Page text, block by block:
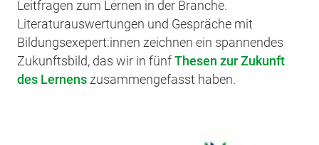
Leitfragen zum Lernen in der Branche.
Literaturauswertungen und Gespräche mit
Bildungsexepert:innen zeichnen ein spannendes
Zukunftsbild, das wir in fünfThesen zur Zukunft
des Lernenszusammengefasst haben.